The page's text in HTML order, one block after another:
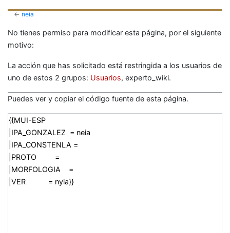
← neia
No tienes permiso para modificar esta página, por el siguiente
motivo:
La acción que has solicitado está restringida a los usuarios de
uno de estos 2 grupos: Usuarios, experto_wiki.
Puedes ver y copiar el código fuente de esta página.